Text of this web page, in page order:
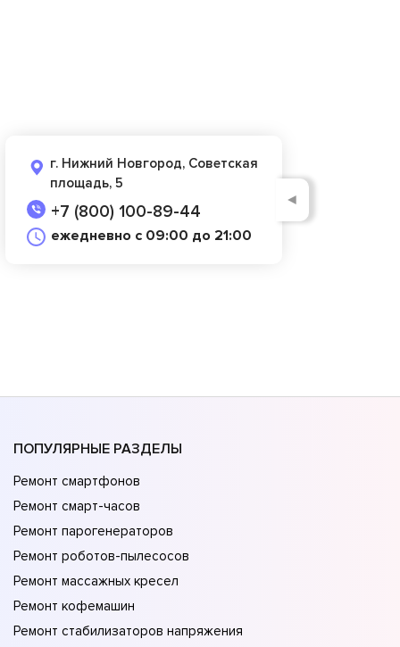
г. Нижний Новгород, Советская
площадь, 5
+7 (800) 100-89-44
ежедневно с 09:00 до 21:00
◄
ПОПУЛЯРНЫЕ РАЗДЕЛЫ
Ремонт смартфонов
Ремонт смарт-часов
Ремонт парогенераторов
Ремонт роботов-пылесосов
Ремонт массажных кресел
Ремонт кофемашин
Ремонт стабилизаторов напряжения